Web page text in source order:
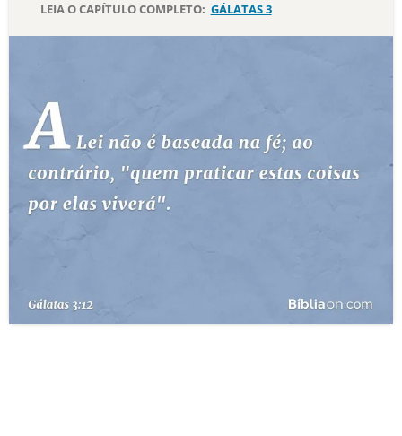
10 MANDAMENTOS
ESTUDOS BÍBLICOS
ESBOÇOS DE PREGAÇÃO
PERGUNTE À BÍBLIA
LEIA O CAPÍTULO COMPLETO: GÁLATAS 3